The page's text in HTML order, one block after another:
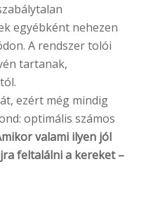
egyébként nehezen
A rendszer tolói
tartanak,
ezért még mindig
optimális számos
valami ilyen jól
feltalálni a kereket –